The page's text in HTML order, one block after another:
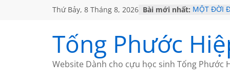
Thứ Bảy, 8 Tháng 8, 2026 Bài mới nhất: MỘT ĐỜI
CHÙM
GIÃ TỪ ĐÀ
HỌC SỬ
Tống Phước
Website Dành cho cựu học sinh Tống Phước